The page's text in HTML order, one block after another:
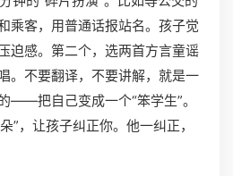
乘客，用普通话报站名。孩子觉
迫感。第二个，选两首方言童谣
。不要翻译，不要讲解，就是一
——把自己变成一个“笨学生”。
”，让孩子纠正你。他一纠正，